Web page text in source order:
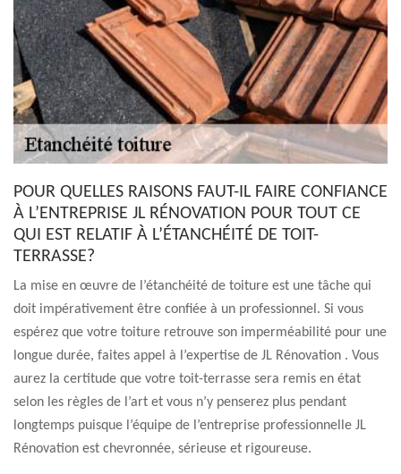
POUR QUELLES RAISONS FAUT-IL FAIRE CONFIANCE
À L’ENTREPRISE JL RÉNOVATION POUR TOUT CE
QUI EST RELATIF À L’ÉTANCHÉITÉ DE TOIT-
TERRASSE?
La mise en œuvre de l’étanchéité de toiture est une tâche qui
doit impérativement être confiée à un professionnel. Si vous
espérez que votre toiture retrouve son imperméabilité pour une
longue durée, faites appel à l’expertise de JL Rénovation . Vous
aurez la certitude que votre toit-terrasse sera remis en état
selon les règles de l’art et vous n’y penserez plus pendant
longtemps puisque l’équipe de l’entreprise professionnelle JL
Rénovation est chevronnée, sérieuse et rigoureuse.